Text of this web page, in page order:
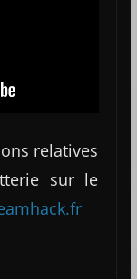
relatives
sur le